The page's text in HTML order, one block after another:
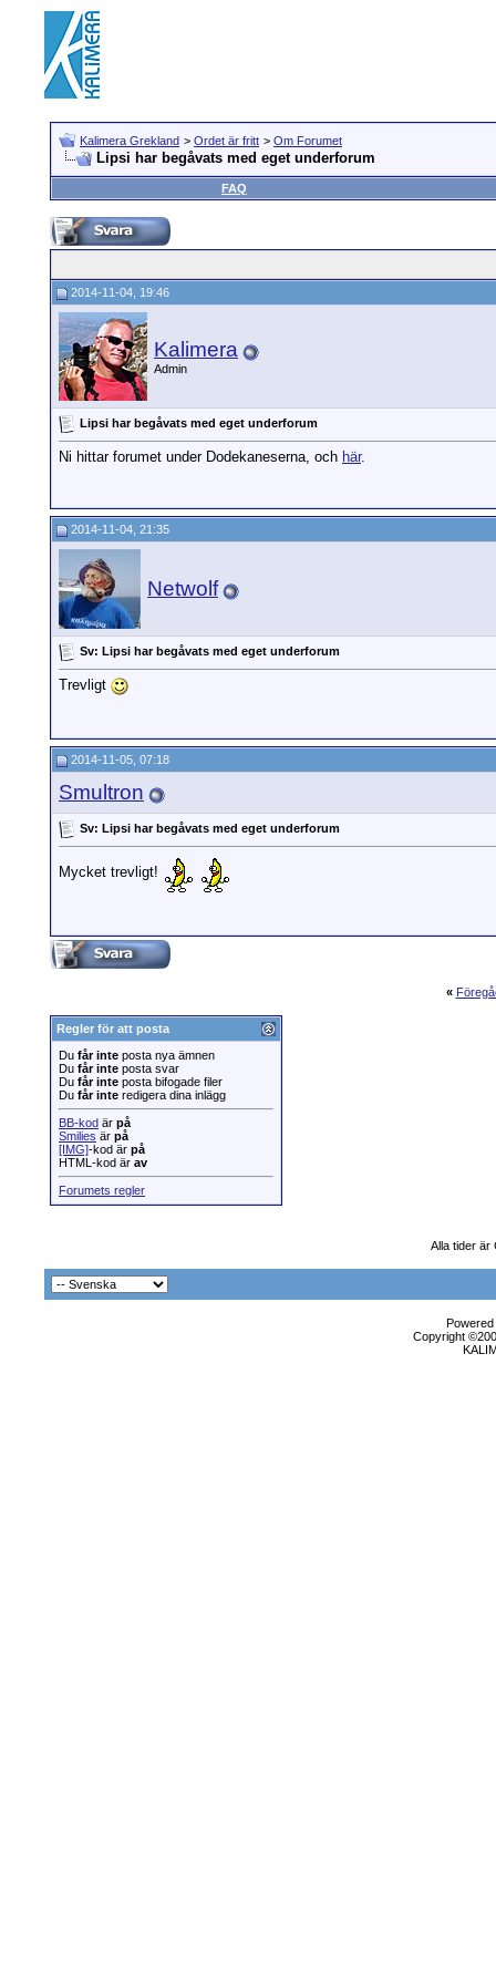
Kalimera Grekland > Ordet är fritt > Om Forumet
Lipsi har begåvats med eget underforum
FAQ
2014-11-04, 19:46
Kalimera
Admin
Lipsi har begåvats med eget underforum
Ni hittar forumet under Dodekaneserna, och här.
2014-11-04, 21:35
Netwolf
Sv: Lipsi har begåvats med eget underforum
Trevligt
2014-11-05, 07:18
Smultron
Sv: Lipsi har begåvats med eget underforum
Mycket trevligt!
«
Regler för att posta
Du får inte posta nya ämnen
Du får inte posta svar
Du får inte posta bifogade filer
Du får inte redigera dina inlägg
BB-kod är på
Smilies är på
[IMG]-kod är på
HTML-kod är av
Forumets regler
Alla tider är
Copyright